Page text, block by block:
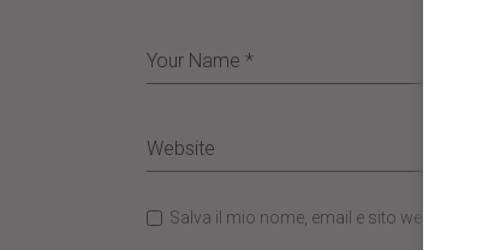
Salva il mio nome, email e sito web in